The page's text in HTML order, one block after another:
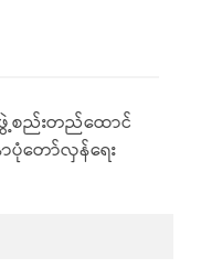
စည်းတည်ထောင်
ာပုံတော်လှန်ရေး